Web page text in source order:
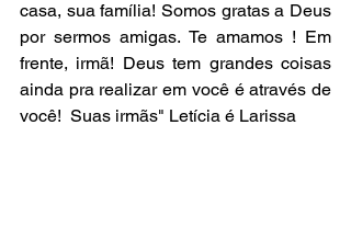
casa, sua família! Somos gratas a Deus
por sermos amigas. Te amamos ! Em
frente, irmã! Deus tem grandes coisas
ainda pra realizar em você é através de
você!  Suas irmãs" Letícia é Larissa